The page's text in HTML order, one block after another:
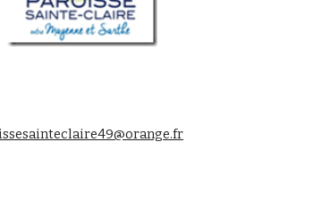
paroissesainteclaire49@orange.fr